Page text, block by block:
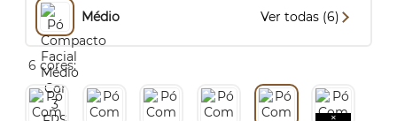
Médio Ver todas (6)
6 cores: